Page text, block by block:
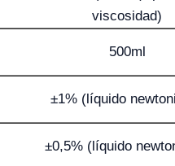
viscosidad)
500ml
±1% (líquido
±0,5% (líquido